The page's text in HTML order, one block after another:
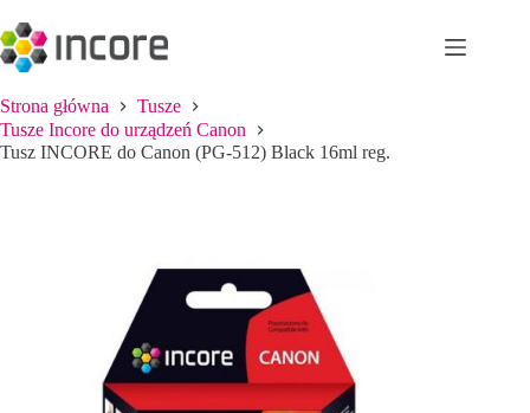
do
treści
Strona główna
Tusze
Tusze Incore do urządzeń Canon
Tusz INCORE do Canon (PG-512) Black 16ml reg.